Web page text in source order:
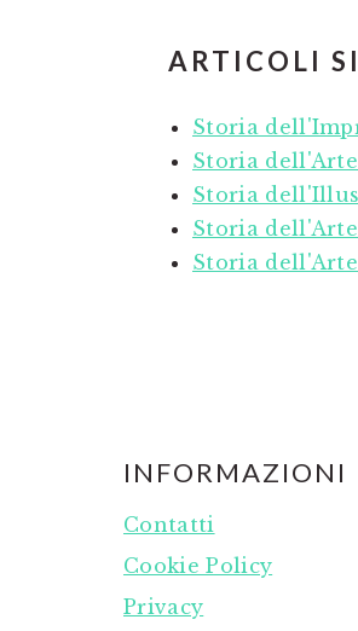
ARTICOLI
Storia
Storia
Storia
Storia dell'Arte
Storia
FOOTERINFORMAZIONI
Contatti
Cookie Policy
Privacy